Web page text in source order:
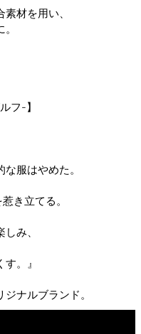
材を用い、
フ-】
服はやめた。
き立てる。
み、
。』
ナルブランド。